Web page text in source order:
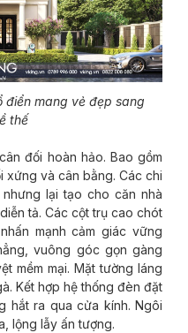
điển mang vẻ đẹp sang
thế
đối hoàn hảo. Bao gồm
xứng và cân bằng. Các chi
lại tạo cho căn nhà
tả. Các cột trụ cao chót
mạnh cảm giác vững
vuông góc gọn gàng
mềm mại. Mặt tường láng
Kết hợp hệ thống đèn đặt
hắt ra qua cửa kính. Ngôi
lộng lẫy ấn tượng.